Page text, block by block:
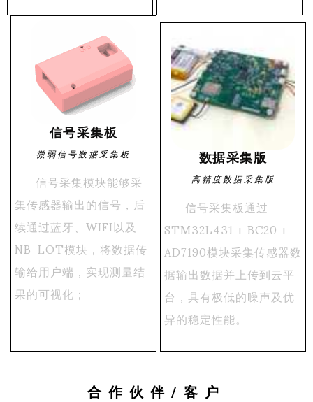
信号采集板
微弱信号数据采集板
信号采集模块能够采
集传感器输出的信号，后
续通过蓝牙、WIFI以及
NB-LOT模块，将数据传
输给用户端，实现测量结
果的可视化；
数据采集版
高精度数据采集版
信号采集板通过
STM32L431 + BC20 +
AD7190模块采集传感器数
据输出数据并上传到云平
台，具有极低的噪声及优
异的稳定性能。
合作伙伴/客户